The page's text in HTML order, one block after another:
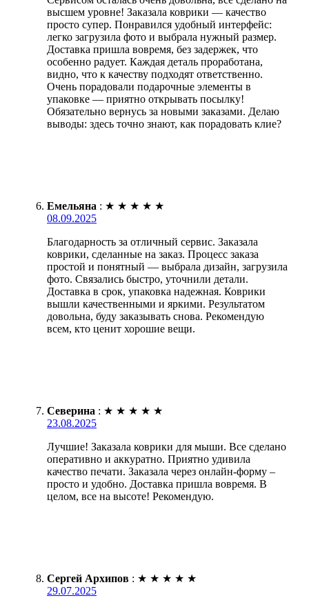
высшем уровне! Заказала коврики — качество
просто супер. Понравился удобный интерфейс:
легко загрузила фото и выбрала нужный размер.
Доставка пришла вовремя, без задержек, что
особенно радует. Каждая деталь проработана,
видно, что к качеству подходят ответственно.
Очень порадовали подарочные элементы в
упаковке — приятно открывать посылку!
Обязательно вернусь за новыми заказами. Делаю
выводы: здесь точно знают, как порадовать клие?
Емельяна : ★ ★ ★ ★ ★
08.09.2025
Благодарность за отличный сервис. Заказала
коврики, сделанные на заказ. Процесс заказа
простой и понятный — выбрала дизайн, загрузила
фото. Связались быстро, уточнили детали.
Доставка в срок, упаковка надежная. Коврики
вышли качественными и яркими. Результатом
довольна, буду заказывать снова. Рекомендую
всем, кто ценит хорошие вещи.
Северина : ★ ★ ★ ★ ★
23.08.2025
Лучшие! Заказала коврики для мыши. Все сделано
оперативно и аккуратно. Приятно удивила
качество печати. Заказала через онлайн-форму –
просто и удобно. Доставка пришла вовремя. В
целом, все на высоте! Рекомендую.
Сергей Архипов : ★ ★ ★ ★ ★
29.07.2025